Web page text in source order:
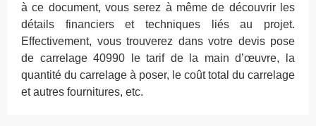
à ce document, vous serez à même de découvrir les
détails financiers et techniques liés au projet.
Effectivement, vous trouverez dans votre devis pose
de carrelage 40990 le tarif de la main d’œuvre, la
quantité du carrelage à poser, le coût total du carrelage
et autres fournitures, etc.